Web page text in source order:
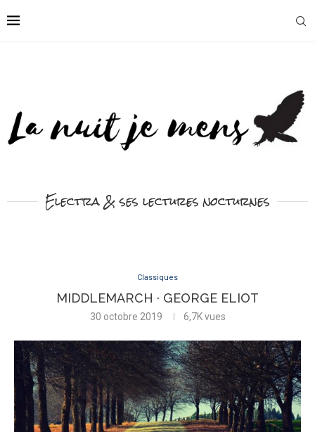
Electra & ses lectures nocturnes
Classiques
MIDDLEMARCH · GEORGE ELIOT
30 octobre 2019 6,7Kvues